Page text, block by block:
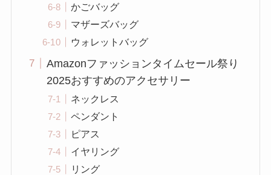
かごバッグ
マザーズバッグ
ウォレットバッグ
Amazonファッションタイムセール祭り
2025おすすめのアクセサリー
ネックレス
ペンダント
ピアス
イヤリング
リング